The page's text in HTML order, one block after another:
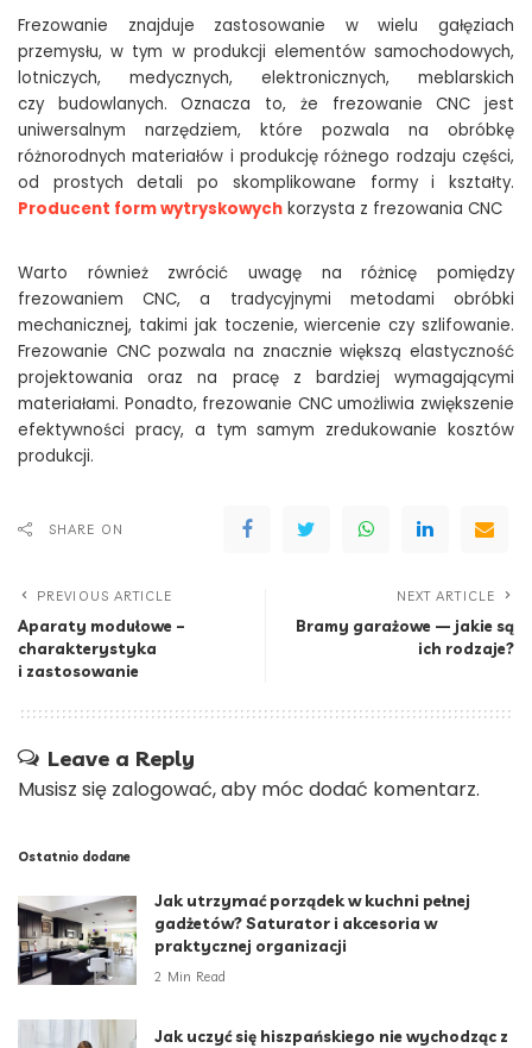
Frezowanie znajduje zastosowanie w wielu gałęziach
przemysłu, w tym w produkcji elementów samochodowych,
lotniczych, medycznych, elektronicznych, meblarskich
czy budowlanych. Oznacza to, że frezowanie CNC jest
uniwersalnym narzędziem, które pozwala na obróbkę
różnorodnych materiałów i produkcję różnego rodzaju części,
od prostych detali po skomplikowane formy i kształty.
Producent form wytryskowych korzysta z frezowania CNC
Warto również zwrócić uwagę na różnicę pomiędzy
frezowaniem CNC, a tradycyjnymi metodami obróbki
mechanicznej, takimi jak toczenie, wiercenie czy szlifowanie.
Frezowanie CNC pozwala na znacznie większą elastyczność
projektowania oraz na pracę z bardziej wymagającymi
materiałami. Ponadto, frezowanie CNC umożliwia zwiększenie
efektywności pracy, a tym samym zredukowanie kosztów
produkcji.
SHARE ON
PREVIOUS ARTICLE
Aparaty modułowe –
charakterystyka
i zastosowanie
NEXT ARTICLE
Bramy garażowe — jakie są
ich rodzaje?
Leave a Reply
Musisz się zalogować, aby móc dodać komentarz.
Ostatnio dodane
Jak utrzymać porządek w kuchni pełnej
gadżetów? Saturator i akcesoria w
praktycznej organizacji
2 Min Read
Jak uczyć się hiszpańskiego nie wychodząc z